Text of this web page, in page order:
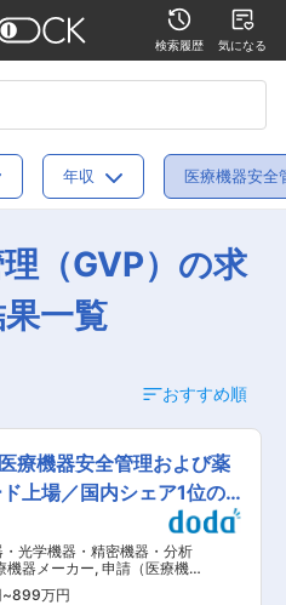
検索履歴 気になる
年収 医療機器安全
（GVP）の求
一覧
おすすめ順
療機器安全管理および薬
上場／国内シェア1位の
光学機器・精密機器・分析
機器メーカー, 申請（医療機
機器安全管理（GVP）
~899万円